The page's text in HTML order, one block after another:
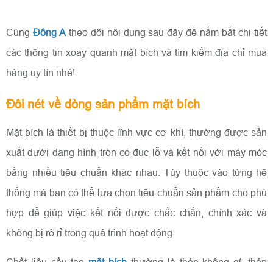
Cùng Đông Atheo dõi nội dung sau đây để nắm bắt chi tiết
các thông tin xoay quanh mặt bích và tìm kiếm địa chỉ mua
hàng uy tín nhé!
Đôi nét về dòng sản phẩm mặt bích
Mặt bích là thiết bị thuộc lĩnh vực cơ khí, thường được sản
xuất dưới dạng hình tròn có đục lỗ và kết nối với máy móc
bằng nhiều tiêu chuẩn khác nhau. Tùy thuộc vào từng hệ
thống mà bạn có thể lựa chọn tiêu chuẩn sản phẩm cho phù
hợp để giúp việc kết nối được chắc chắn, chính xác và
không bị rò rỉ trong quá trình hoạt động.
ĐĂNG KÝ TƯ VẤN